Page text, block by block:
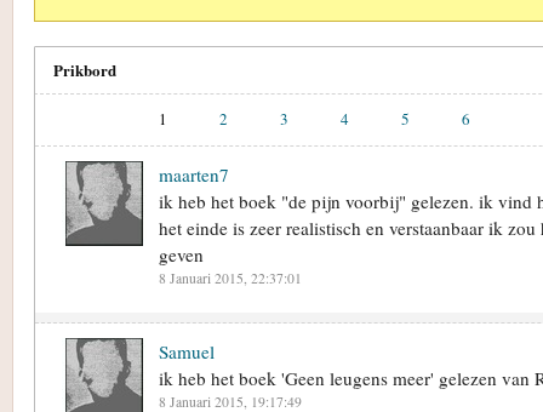
Prikbord
1 2 3 4 5 6
maarten7
ik heb het boek "de pijn voorbij" gelezen. ik vind
het einde is zeer realistisch en verstaanbaar ik
geven
8 Januari 2015, 22:37:01
Samuel
ik heb het boek 'Geen leugens meer' gelezen van
8 Januari 2015, 19:17:49